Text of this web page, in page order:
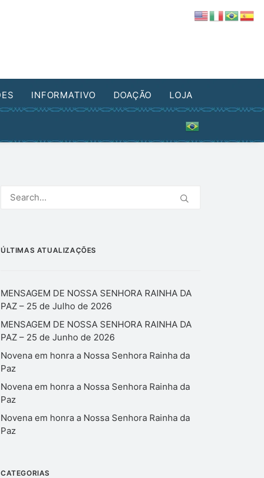
INFORMATIVO DOAÇÃO LOJA
ÚLTIMAS ATUALIZAÇÕES
MENSAGEM DE NOSSA SENHORA RAINHA DA
PAZ – 25 de Julho de 2026
MENSAGEM DE NOSSA SENHORA RAINHA DA
PAZ – 25 de Junho de 2026
Novena em honra a Nossa Senhora Rainha da
Paz
Novena em honra a Nossa Senhora Rainha da
Paz
Novena em honra a Nossa Senhora Rainha da
Paz
CATEGORIAS